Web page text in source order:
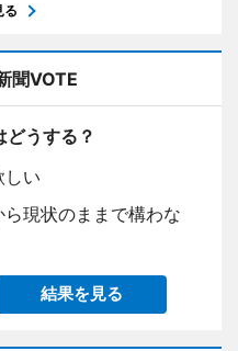
る
聞VOTE
うする？
しい
現状のままで構わな
結果を見る